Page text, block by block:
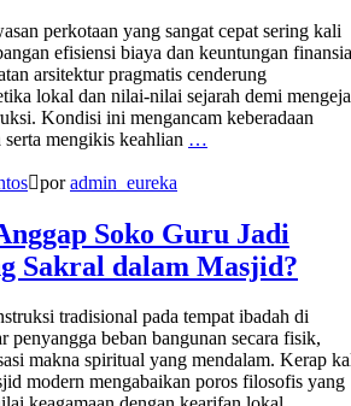
perkotaan yang sangat cepat sering kali
efisiensi biaya dan keuntungan
arsitektur pragmatis cenderung
lokal dan nilai-nilai sejarah demi
Kondisi ini mengancam keberadaan
mengikis keahlian …
poradmin_eureka
Soko Guru Jadi
Sakral dalam Masjid?
tradisional pada tempat ibadah di
penyangga beban bangunan secara fisik,
makna spiritual yang mendalam. Kerap
modern mengabaikan poros filosofis yang